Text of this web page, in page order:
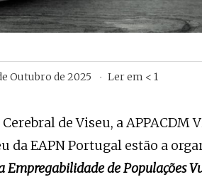
Outubro de 2025 Ler em < 1
de Viseu, a APPACDM
da EAPN Portugal estão a
Empregabilidade de Populações